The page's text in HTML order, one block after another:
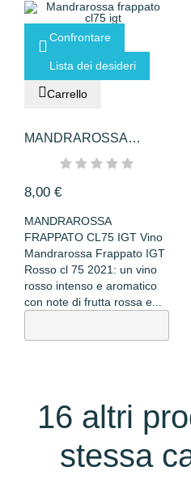
Confrontare
Lista dei desideri
Carrello
MANDRAROSSA
FRAPPATO CL75 IGT
8,00 €
MANDRAROSSA
FRAPPATO CL75 IGT Vino
Mandrarossa Frappato IGT
Rosso cl 75 2021: un vino
rosso intenso e aromatico
con note di frutta rossa e...
16 altri
stessa